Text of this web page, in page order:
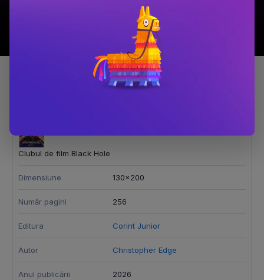
Clubul de film Black Hole
Dimensiune 130x200
Număr pagini 256
Editura Corint Junior
Autor Christopher Edge
Anul publicării 2026